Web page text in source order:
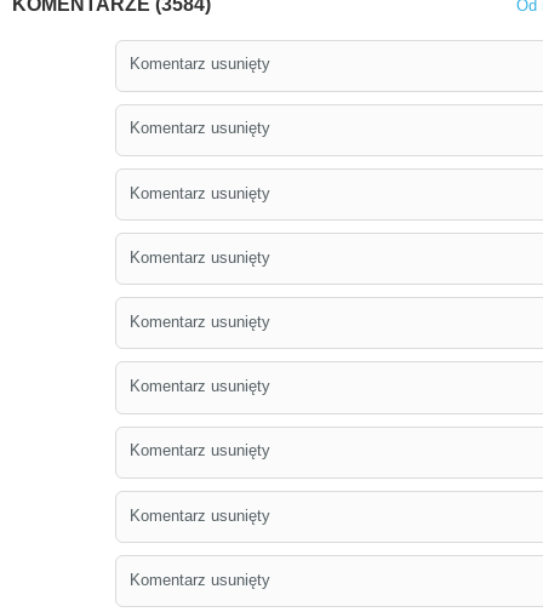
Od
Komentarz usunięty
Komentarz usunięty
Komentarz usunięty
Komentarz usunięty
Komentarz usunięty
Komentarz usunięty
Komentarz usunięty
Komentarz usunięty
Komentarz usunięty